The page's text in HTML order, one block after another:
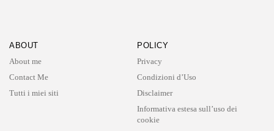
ABOUT
About me
Contact Me
Tutti i miei siti
POLICY
Privacy
Condizioni d’Uso
Disclaimer
Informativa estesa sull’uso dei
cookie